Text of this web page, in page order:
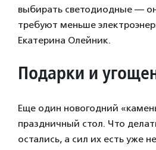
выбирать светодиодные —
требуют меньше
Екатерина Олейник.
Подарки и
Еще один новогодний
праздничный стол. Что
остались, а сил их есть уже